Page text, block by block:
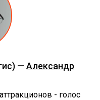
— Александр
- голос